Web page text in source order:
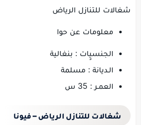
شغالات للتنازل الرياض
معلومات عن حوا
الجنسيٍات : بنغالية
الـديانة : مسلمة
العمـر : 35 س
شغالات للتنازل الرياض – فيونا